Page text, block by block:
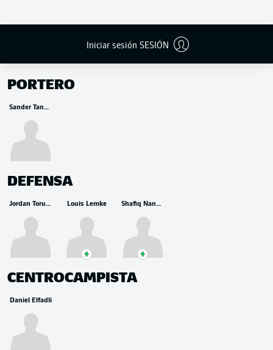
Iniciar sesión SESIÓN
PORTERO
Sander Tangvik
DEFENSA
Jordan Torunarigha Louis Lemke Shafiq Nandja
CENTROCAMPISTA
Daniel Elfadli